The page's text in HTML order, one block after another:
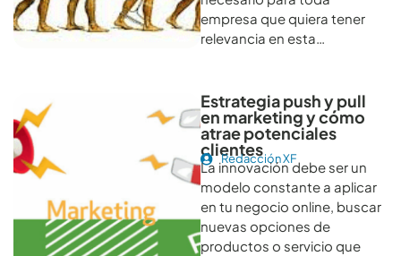
empresa que quiera tener
relevancia en esta…
Estrategia push y pull
en marketing y cómo
atrae potenciales
clientes
Redacción XF
La innovación debe ser un
modelo constante a aplicar
en tu negocio online, buscar
nuevas opciones de
productos o servicio que